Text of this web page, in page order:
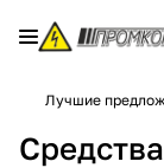
Лучшие